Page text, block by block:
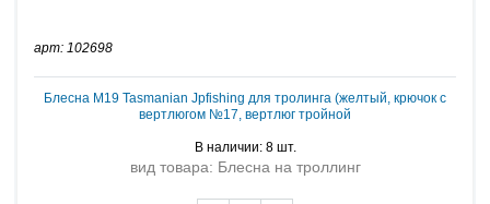
арт: 102698
Блесна M19 Tasmanian Jpfishing для тролинга (желтый, крючок с
вертлюгом №17, вертлюг тройной
В наличии: 8 шт.
вид товара: Блесна на троллинг